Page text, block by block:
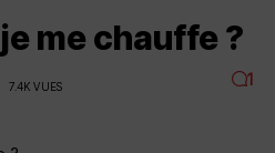
me chauffe ?
7.4K VUES 1